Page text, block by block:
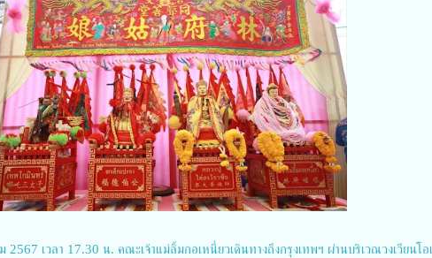
เวลา 17.30 น. คณะเจ้าแม่ลิ้มกอเหนี่ยวเดินทางถึงกรุงเทพฯ ผ่านบริเวณวงเวียนโอ